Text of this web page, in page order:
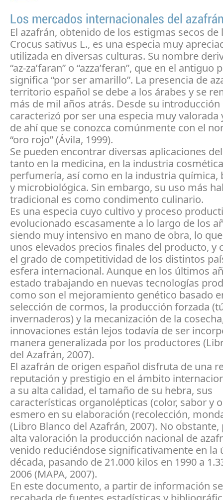
Los mercados internacionales del
El azafrán, obtenido de los estigmas secos de
Crocus sativus L., es una especia muy
utilizada en diversas culturas. Su nombre
“az-za’faran” o “azza’feran”, que en el antiguo
significa “por ser amarillo”. La presencia de
territorio español se debe a los árabes y se
más de mil años atrás. Desde su introducción
caracterizó por ser una especia muy valorada
de ahí que se conozca comúnmente con el
“oro rojo” (Ávila, 1999).
Se pueden encontrar diversas aplicaciones
tanto en la medicina, en la industria
perfumería, así como en la industria química,
y microbiológica. Sin embargo, su uso más
tradicional es como condimento culinario.
Es una especia cuyo cultivo y proceso
evolucionado escasamente a lo largo de los
siendo muy intensivo en mano de obra, lo
unos elevados precios finales del producto, y
el grado de competitividad de los distintos
esfera internacional. Aunque en los últimos
estado trabajando en nuevas tecnologías
como son el mejoramiento genético basado
selección de cormos, la producción forzada
invernaderos) y la mecanización de la
innovaciones están lejos todavía de ser
manera generalizada por los productores
del Azafrán, 2007).
El azafrán de origen español disfruta de una
reputación y prestigio en el ámbito
a su alta calidad, el tamaño de su hebra, sus
características organolépticas (color, sabor y
esmero en su elaboración (recolección,
(Libro Blanco del Azafrán, 2007). No obstante,
alta valoración la producción nacional de
venido reduciéndose significativamente en la
década, pasando de 21.000 kilos en 1990 a
2006 (MAPA, 2007).
En este documento, a partir de información